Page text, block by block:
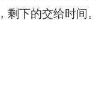
下的交给时间。